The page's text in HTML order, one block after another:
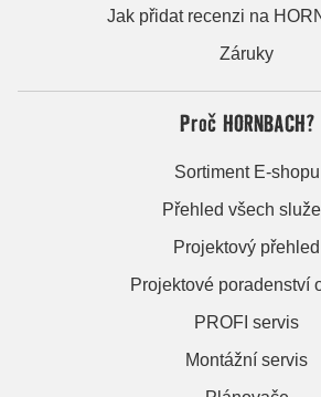
Jak přidat recenzi na
Záruky
Proč HORNBACH?
Sortiment E-shopu
Přehled všech
Projektový přehled
Projektové poradenství
PROFI servis
Montážní servis